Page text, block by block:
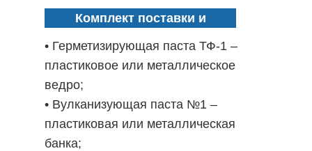
Комплект поставки и
• Герметизирующая паста ТФ-1 –
пластиковое или металлическое
ведро;
• Вулканизующая паста №1 –
пластиковая или металлическая
банка;